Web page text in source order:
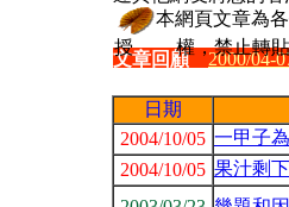
日期
2004/10/05 一甲子
2004/10/05 果汁剩
本網頁文章為
授 權，禁止轉貼
文章回顧 2000/04-